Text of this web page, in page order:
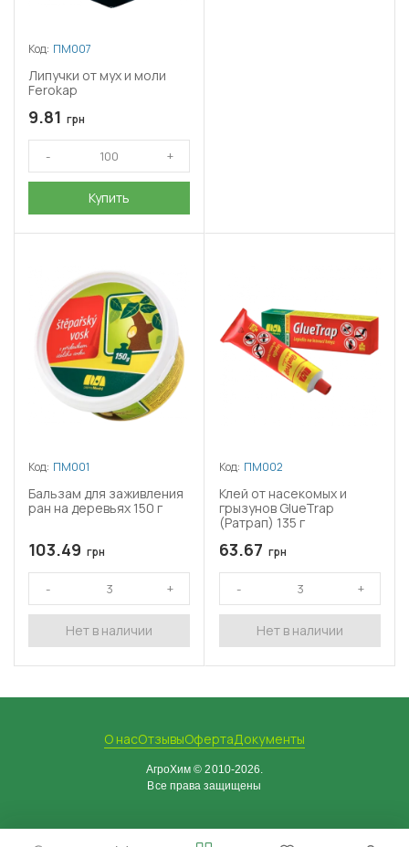
Код: ПМ007
Липучки от мух и моли
Ferokap
9.81 грн
Купить
Код: ПМ001
Бальзам для заживления
ран на деревьях 150 г
103.49 грн
Нет в наличии
Код: ПМ002
Клей от насекомых и
грызунов GlueTrap
(Ратрап) 135 г
63.67 грн
Нет в наличии
О насОтзывыОфертаДокументы
АгроХим © 2010-2026.
Все права защищены